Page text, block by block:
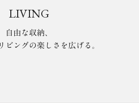
LIVING
自由な収納、
ビングの楽しさを広げる。